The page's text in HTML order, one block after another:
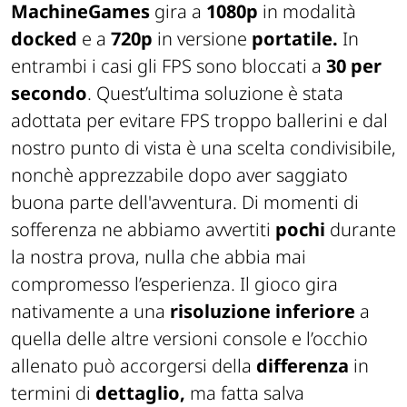
MachineGames gira a 1080p in modalità
docked e a 720p in versione portatile. In
entrambi i casi gli FPS sono bloccati a 30 per
secondo. Quest’ultima soluzione è stata
adottata per evitare FPS troppo ballerini e dal
nostro punto di vista è una scelta condivisibile,
nonchè apprezzabile dopo aver saggiato
buona parte dell'avventura. Di momenti di
sofferenza ne abbiamo avvertiti pochi durante
la nostra prova, nulla che abbia mai
compromesso l’esperienza. Il gioco gira
nativamente a una risoluzione inferiore a
quella delle altre versioni console e l’occhio
allenato può accorgersi della differenza in
termini di dettaglio, ma fatta salva